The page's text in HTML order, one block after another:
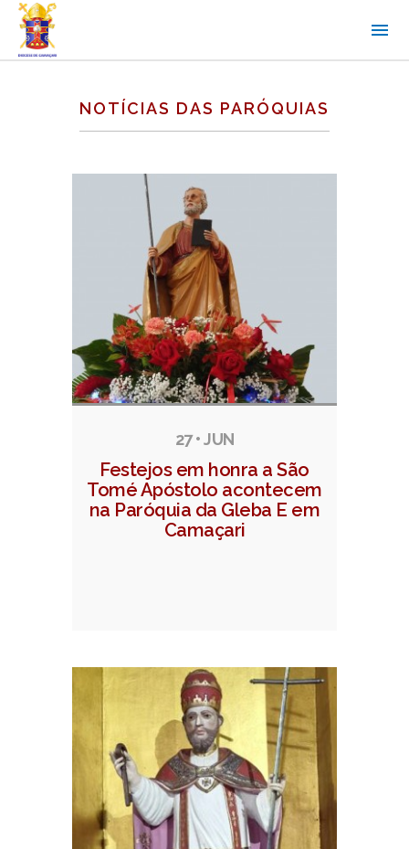
NOTÍCIAS DAS PARÓQUIAS
27 • JUN
Festejos em honra a São
Tomé Apóstolo acontecem
na Paróquia da Gleba E em
Camaçari